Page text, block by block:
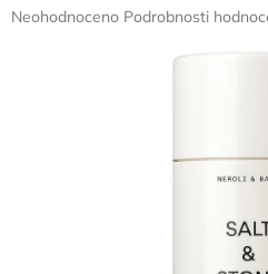
Průměrné
Neohodnoceno Podrobnosti